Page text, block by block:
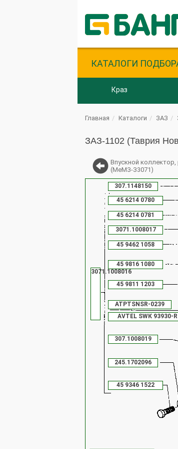
КАТАЛОГИ
Краз
Главная Каталоги ЗАЗ
ЗАЗ-1102 (Таврия
Впускной
(МеМЗ-З3071)
245.1702096
307.1008019
307.1148150
3071.1008016
3071.1008017
45 6214 0780
45 6214 0781
45 9346 1522
45 9462 1058
45 9811 1203
45 9816 1080
АVТЕL SWК 93930-R
АТРТSNSR-0239